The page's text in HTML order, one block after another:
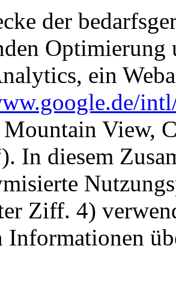
der
Optimierung
ein
Mountain View,
In diesem
Ziff. 4)
Informationen